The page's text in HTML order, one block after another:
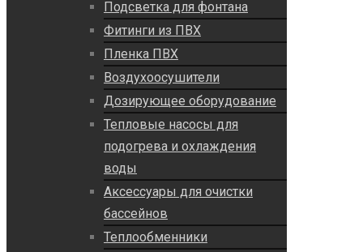
Подсветка для фонтана
Фитинги из ПВХ
Пленка ПВХ
Воздухоосушители
Дозирующее оборудование
Тепловые насосы для
подогрева и охлаждения
воды
Аксессуары для очистки
бассейнов
Теплообменники